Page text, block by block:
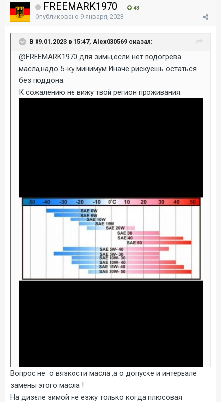
FREEMARK1970 43
Опубликовано 9 января, 2023
В 09.01.2023 в 15:47, Alex030569 сказал:
@FREEMARK1970 для зимы,если нет подогрева
масла,надо 5-ку минимум.Иначе рискуешь остаться
без поддона.
К сожалению не вижу твой регион проживания.
Вопрос не о вязкости масла ,а о допуске и интервале
замены этого масла !
На дизеле зимой не езжу только когда плюсовая